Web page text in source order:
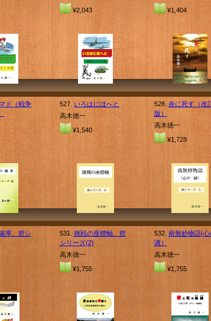
¥2,043
¥1,404
ド（戦争
527. いろはにほへと
高木徳一
¥1,540
528. 炎に死す（改
版）
高木徳一
¥1,728
率、癌シ
531. 挑戦の座標軸、癌
シリーズ(2)
高木徳一
¥1,755
532. 南無妙物語(心
滴）
高木徳一
¥1,755